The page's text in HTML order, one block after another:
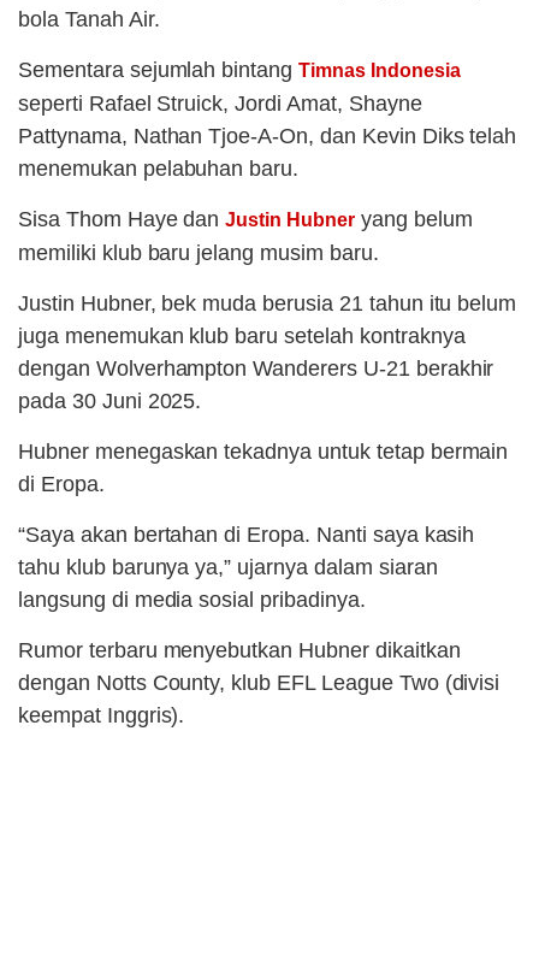
bola Tanah Air.
Sementara sejumlah bintangTimnas Indonesia
seperti Rafael Struick, Jordi Amat, Shayne
Pattynama, Nathan Tjoe-A-On, dan Kevin Diks telah
menemukan pelabuhan baru.
Sisa Thom Haye danJustin Hubneryang belum
memiliki klub baru jelang musim baru.
Justin Hubner, bek muda berusia 21 tahun itu belum
juga menemukan klub baru setelah kontraknya
dengan Wolverhampton Wanderers U-21 berakhir
pada 30 Juni 2025.
Hubner menegaskan tekadnya untuk tetap bermain
di Eropa.
“Saya akan bertahan di Eropa. Nanti saya kasih
tahu klub barunya ya,” ujarnya dalam siaran
langsung di media sosial pribadinya.
Rumor terbaru menyebutkan Hubner dikaitkan
dengan Notts County, klub EFL League Two (divisi
keempat Inggris).